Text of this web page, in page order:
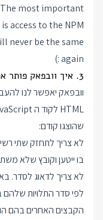
The most important
access to the NPM
never be the same
again :)
3. איך וובפאק פותר את כל הבעיות
שהוצגו קודם:
לא צריך לתחזק שתי
בו ייטען וקובץ שלא
לא צריך לדאוג לסדר.
לפי סדר התלויות שלהם
הקבצים האחרים בהם